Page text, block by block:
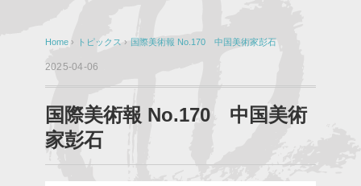
Home › トピックス › 国際美術報 No.170 中国美術家彭石
2025-04-06
国際美術報 No.170 中国美術
家彭石